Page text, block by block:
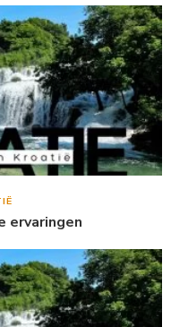
ervaringen